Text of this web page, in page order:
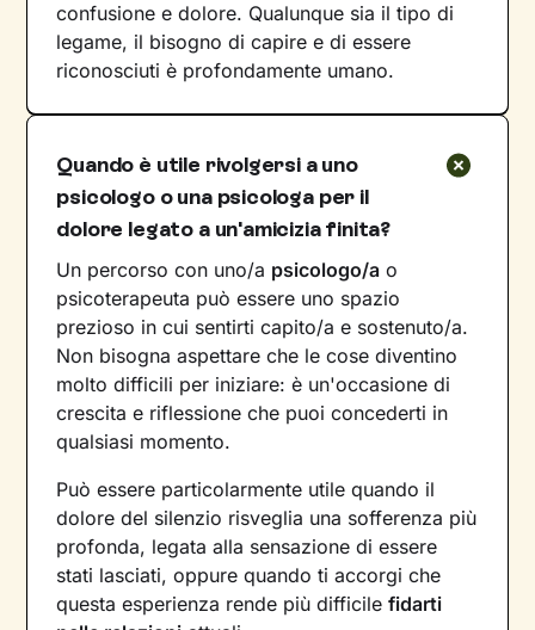
confusione e dolore. Qualunque sia il tipo di
legame, il bisogno di capire e di essere
riconosciuti è profondamente umano.
Quando è utile rivolgersi a uno
psicologo o una psicologa per il
dolore legato a un'amicizia finita?
Un percorso con uno/a psicologo/a o
psicoterapeuta può essere uno spazio
prezioso in cui sentirti capito/a e sostenuto/a.
Non bisogna aspettare che le cose diventino
molto difficili per iniziare: è un'occasione di
crescita e riflessione che puoi concederti in
qualsiasi momento.
Può essere particolarmente utile quando il
dolore del silenzio risveglia una sofferenza più
profonda, legata alla sensazione di essere
stati lasciati, oppure quando ti accorgi che
questa esperienza rende più difficilefidarti